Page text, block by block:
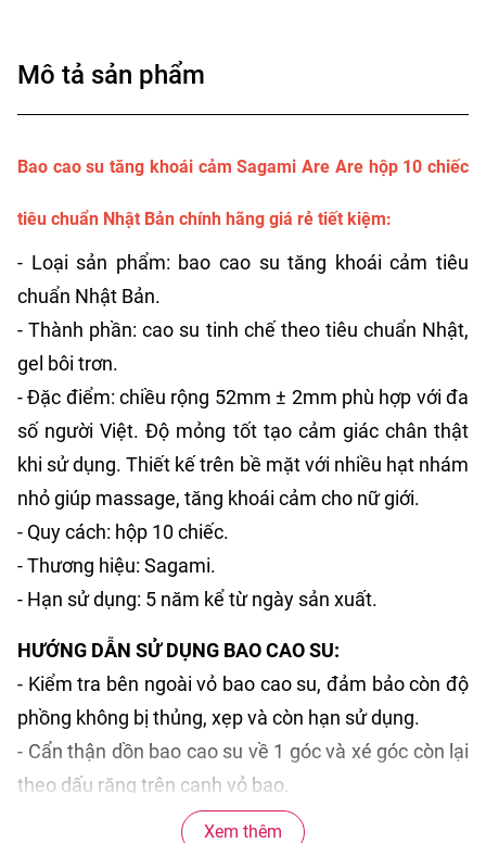
Mô tả sản phẩm
Bao cao su tăng khoái cảm Sagami Are Are hộp 10 chiếc
tiêu chuẩn Nhật Bản chính hãng giá rẻ tiết kiệm:
- Loại sản phẩm: bao cao su tăng khoái cảm tiêu
chuẩn Nhật Bản.
- Thành phần: cao su tinh chế theo tiêu chuẩn Nhật,
gel bôi trơn.
- Đặc điểm: chiều rộng 52mm ± 2mm phù hợp với đa
số người Việt. Độ mỏng tốt tạo cảm giác chân thật
khi sử dụng. Thiết kế trên bề mặt với nhiều hạt nhám
nhỏ giúp massage, tăng khoái cảm cho nữ giới.
- Quy cách: hộp 10 chiếc.
- Thương hiệu: Sagami.
- Hạn sử dụng: 5 năm kể từ ngày sản xuất.
HƯỚNG DẪN SỬ DỤNG BAO CAO SU:
- Kiểm tra bên ngoài vỏ bao cao su, đảm bảo còn độ
phồng không bị thủng, xẹp và còn hạn sử dụng.
- Cẩn thận dồn bao cao su về 1 góc và xé góc còn lại
theo dấu răng trên cạnh vỏ bao.
- Bóp không khí ra khỏi đầu bao, đặt vào đầu dương
Xem thêm